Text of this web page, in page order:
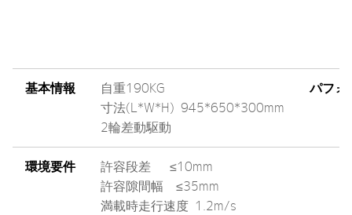
基本情報
自重190KG
寸法(L*W*H) 945*650*300mm
2輪差動駆動
パフォ
環境要件
許容段差 ≤10mm
許容隙間幅 ≤35mm
満載時走行速度 1.2m/s